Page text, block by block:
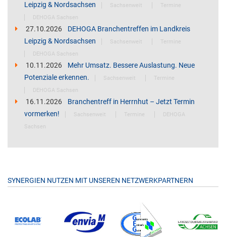
Leipzig & Nordsachsen
Sachsenweit
Termine
DEHOGA Sachsen
27.10.2026
DEHOGA Branchentreffen im Landkreis
Leipzig & Nordsachsen
Sachsenweit
Termine
DEHOGA Sachsen
10.11.2026
Mehr Umsatz. Bessere Auslastung. Neue
Potenziale erkennen.
Sachsenweit
Termine
DEHOGA Sachsen
16.11.2026
Branchentreff in Herrnhut – Jetzt Termin
vormerken!
Sachsenweit Termine
DEHOGA
Sachsen
SYNERGIEN NUTZEN MIT UNSEREN NETZWERKPARTNERN